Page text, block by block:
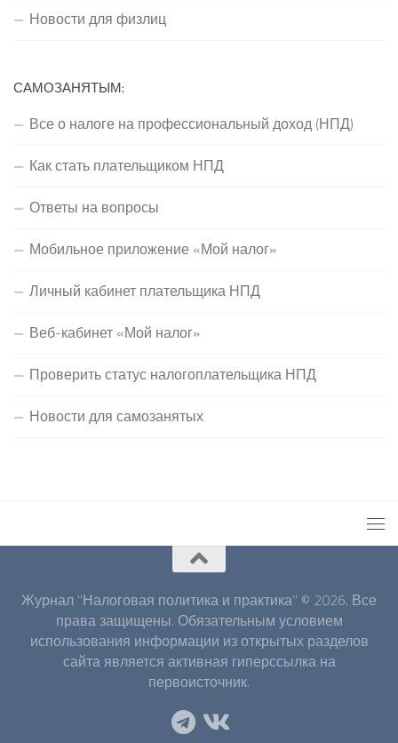
Новости для физлиц
САМОЗАНЯТЫМ:
Все о налоге на профессиональный доход (НПД)
Как стать плательщиком НПД
Ответы на вопросы
Мобильное приложение «Мой налог»
Личный кабинет плательщика НПД
Веб-кабинет «Мой налог»
Проверить статус налогоплательщика НПД
Новости для самозанятых
Журнал "Налоговая политика и практика" © 2026. Все
права защищены. Обязательным условием
использования информации из открытых разделов
сайта является активная гиперссылка на
первоисточник.